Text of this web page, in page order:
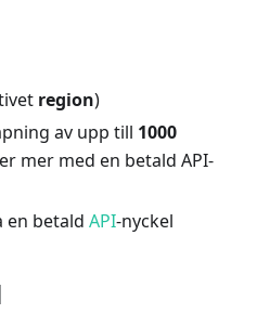
region)
av upp till 1000
mer med en betald API-
en betald API-nyckel